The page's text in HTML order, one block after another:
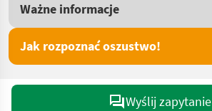
Ważne informacje
Jak rozpoznać oszustwo!
Wyślij zapytanie